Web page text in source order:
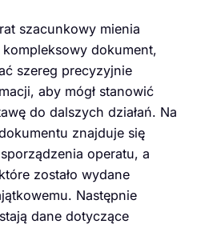
szacunkowy mienia
dokument,
szereg precyzyjnie
aby mógł stanowić
do dalszych działań. Na
znajduje się
operatu, a
zostało wydane
Następnie
dane dotyczące